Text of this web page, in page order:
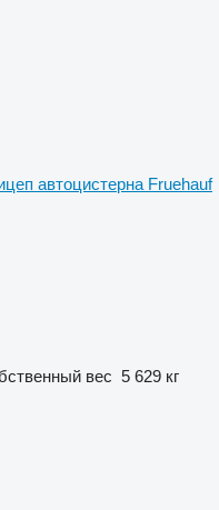
автоцистерна Fruehauf
вес 5 629 кг